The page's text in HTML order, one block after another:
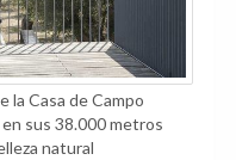
la Casa de Campo
sus 38.000 metros
natural